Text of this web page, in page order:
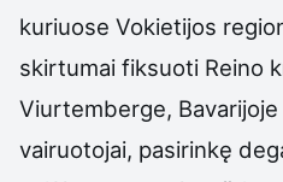
kuriuose Vokietijos
skirtumai fiksuoti Reino
Viurtemberge,
vairuotojai, pasirinkę